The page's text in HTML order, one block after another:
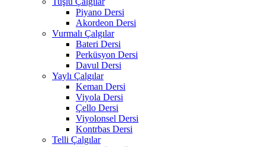
Piyano Dersi
Akordeon Dersi
Vurmalı Çalgılar
Bateri Dersi
Perküsyon Dersi
Davul Dersi
Yaylı Çalgılar
Keman Dersi
Viyola Dersi
Çello Dersi
Viyolonsel Dersi
Kontrbas Dersi
Telli Çalgılar